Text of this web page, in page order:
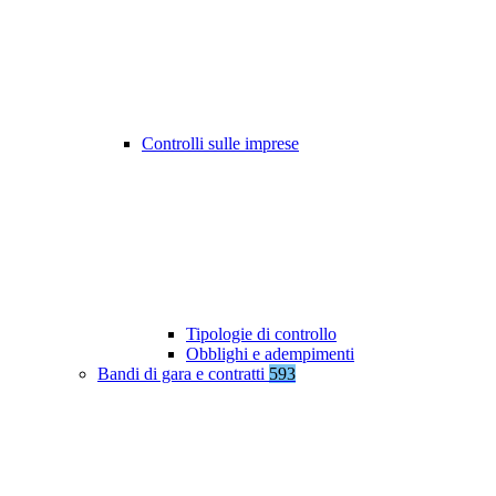
Controlli sulle imprese
Tipologie di controllo
Obblighi e adempimenti
Bandi di gara e contratti 593